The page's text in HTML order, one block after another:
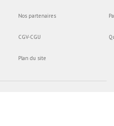
Nos partenaires
CGV-CGU
Plan du site